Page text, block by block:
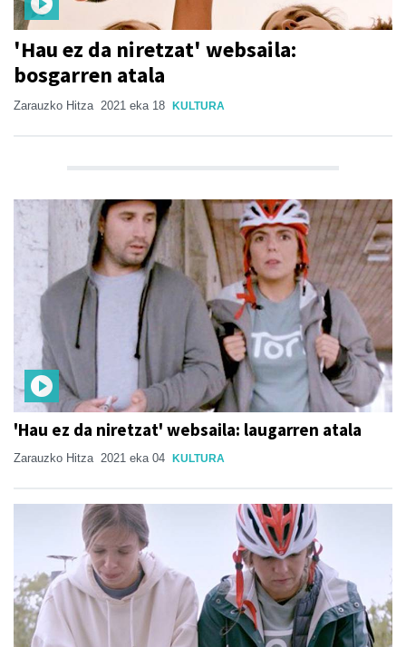
'Hau ez da niretzat' websaila:
bosgarren atala
Zarauzko Hitza 2021 eka 18 KULTURA
'Hau ez da niretzat' websaila: laugarren atala
Zarauzko Hitza 2021 eka 04 KULTURA